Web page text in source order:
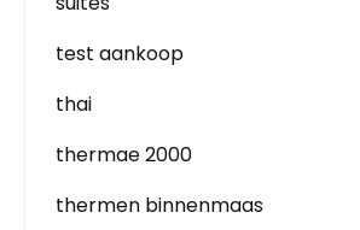
test aankoop
thai
thermae 2000
thermen binnenmaas